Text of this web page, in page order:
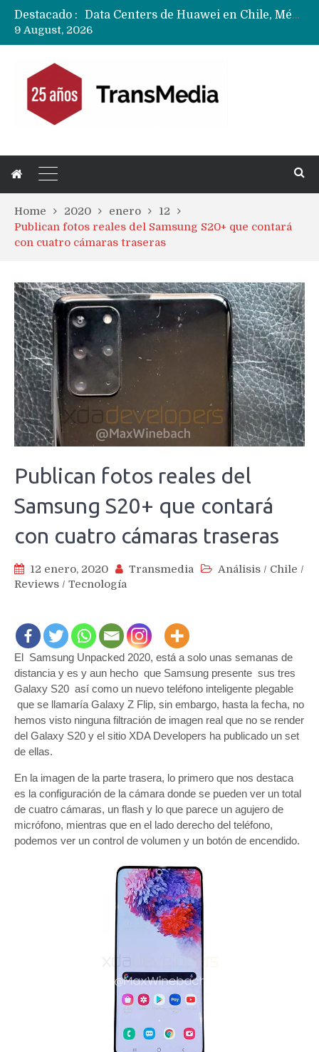
Destacado :
Data Centers de Huawei en Chile, México, Brasil,Perú y Argentina podrían verse afectados por arremetida de EE.UU
9 August, 2026
Home 2020 enero
12
Publican fotos reales del Samsung S20+ que contará
con cuatro cámaras traseras
Publican fotos reales del
Samsung S20+ que contará
con cuatro cámaras traseras
12 enero, 2020 Transmedia Análisis / Chile /
Reviews / Tecnología
El Samsung Unpacked 2020, está a solo unas semanas de
distancia y es y aun hecho que Samsung presente sus tres
Galaxy S20 así como un nuevo teléfono inteligente plegable
que se llamaría Galaxy Z Flip, sin embargo, hasta la fecha, no
hemos visto ninguna filtración de imagen real que no se render
del Galaxy S20 y el sitio XDA Developers ha publicado un set
de ellas.
En la imagen de la parte trasera, lo primero que nos destaca
es la configuración de la cámara donde se pueden ver un total
de cuatro cámaras, un flash y lo que parece un agujero de
micrófono, mientras que en el lado derecho del teléfono,
podemos ver un control de volumen y un botón de encendido.